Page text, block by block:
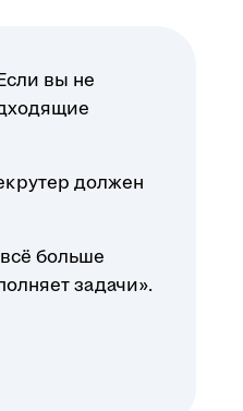
вы не
должен
больше
задачи».